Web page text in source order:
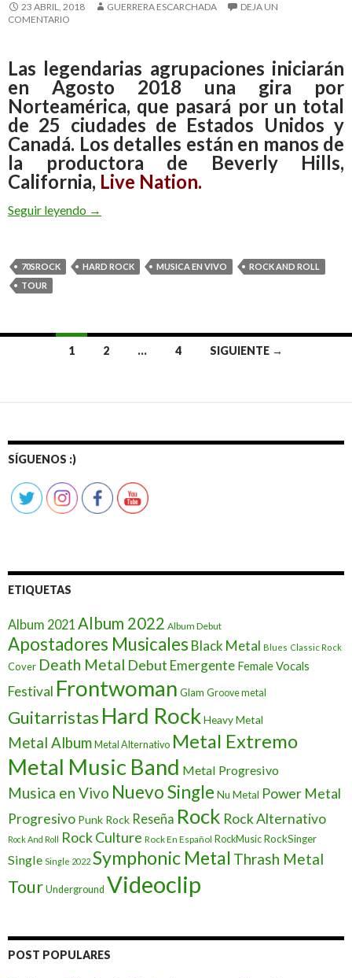
23 ABRIL, 2018 GUERRERA ESCARCHADA
DEJA UN
COMENTARIO
Las legendarias agrupaciones iniciarán
en Agosto 2018 una gira por
Norteamérica, que pasará por un total
de 25 ciudades de Estados Unidos y
Canadá. Los detalles están en manos de
la productora de Beverly Hills,
California, Live Nation.
Seguir leyendo Tour de gigantes: Deep Purple y Judas Priest
→
70SROCK HARD ROCK MUSICA EN VIVO
ROCK AND ROLL
TOUR
a
entradas
1 2 … 4 SIGUIENTE →
SÍGUENOS :)
ETIQUETAS
Album 2021 Album 2022 Album Debut
Apostadores Musicales Black Metal Blues Classic Rock
Cover Death Metal Debut Emergente Female Vocals
Festival Frontwoman Glam Groove metal
Guitarristas Hard RockHeavy Metal
Metal Album Metal Alternativo Metal Extremo
Metal Music Band Metal Progresivo
Musica en Vivo Nuevo Single Nu Metal Power Metal
Progresivo Punk Rock Reseña Rock Rock Alternativo
Rock And Roll Rock Culture Rock En Español RockMusic RockSinger
Single Single 2022 Symphonic Metal Thrash Metal
Tour Underground Videoclip
POST POPULARES